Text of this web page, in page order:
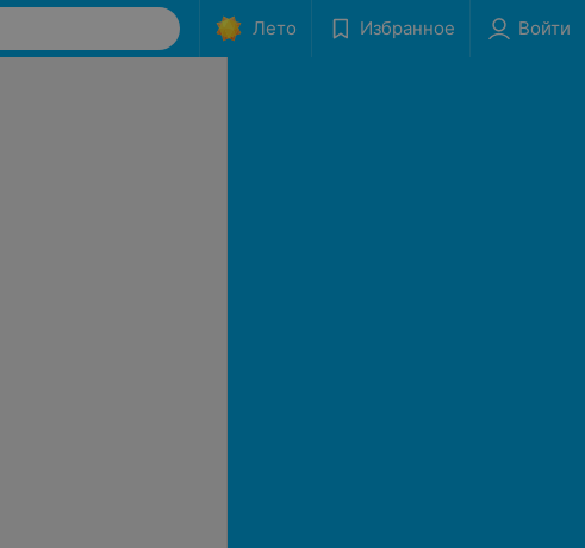
Лето Избранное Войти